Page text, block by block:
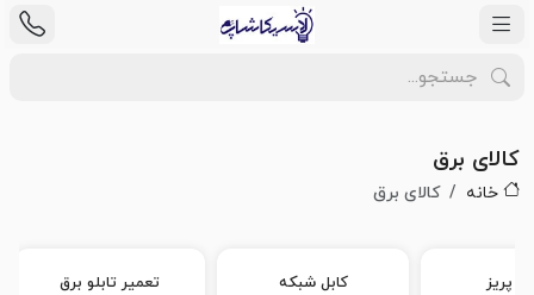
کالای برق
خانه کالای برق
پریز کابل شبکه تعمیر تابلو برق